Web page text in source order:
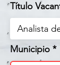
Título
Municipio